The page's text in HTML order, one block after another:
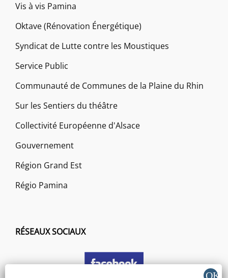
Vis à vis Pamina
Oktave (Rénovation Énergétique)
Syndicat de Lutte contre les Moustiques
Service Public
Communauté de Communes de la Plaine du Rhin
Sur les Sentiers du théâtre
Collectivité Européenne d'Alsace
Gouvernement
Région Grand Est
Régio Pamina
RÉSEAUX SOCIAUX